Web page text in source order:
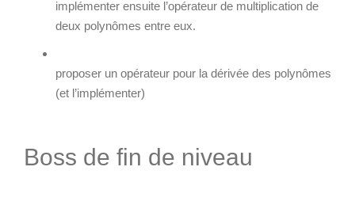
implémenter ensuite l’opérateur de multiplication de
deux polynômes entre eux.
proposer un opérateur pour la dérivée des polynômes
(et l’implémenter)
Boss de fin de niveau